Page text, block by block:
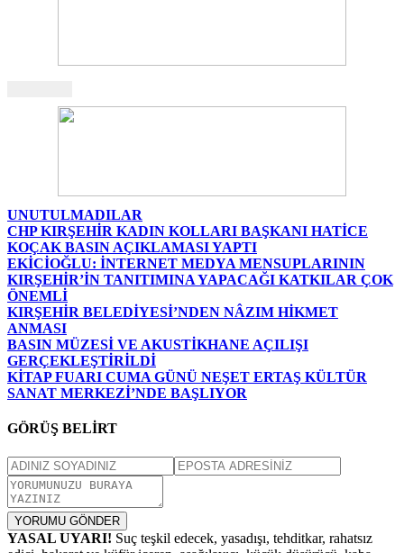
UNUTULMADILAR
CHP KIRŞEHİR KADIN KOLLARI BAŞKANI HATİCE
KOÇAK BASIN AÇIKLAMASI YAPTI
EKİCİOĞLU: İNTERNET MEDYA MENSUPLARININ
KIRŞEHİR’İN TANITIMINA YAPACAĞI KATKILAR ÇOK
ÖNEMLİ
KIRŞEHİR BELEDİYESİ’NDEN NÂZIM HİKMET
ANMASI
BASIN MÜZESİ VE AKUSTİKHANE AÇILIŞI
GERÇEKLEŞTİRİLDİ
KİTAP FUARI CUMA GÜNÜ NEŞET ERTAŞ KÜLTÜR
SANAT MERKEZİ’NDE BAŞLIYOR
GÖRÜŞ BELİRT
YORUMU GÖNDER
YASAL UYARI! Suç teşkil edecek, yasadışı, tehditkar, rahatsız